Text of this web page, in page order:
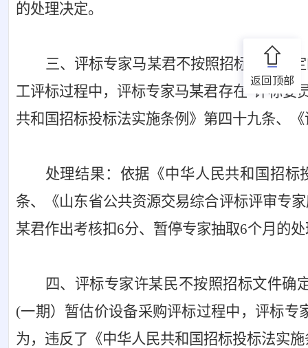
返回顶部
的处理决定。
三、评标专家马某君不按照招标文件确
工评标过程中，评标专家马某君存在“评标委
共和国招标投标法实施条例》第四十九条、
处理结果：依据《中华人民共和国招
条、《山东省公共资源交易综合评标评审专
某君作出考核扣6分、暂停专家抽取6个月的
四、评标专家许某民不按照招标文件确
(一期）暂估价设备采购评标过程中，评标专
为，违反了《中华人民共和国招标投标法实